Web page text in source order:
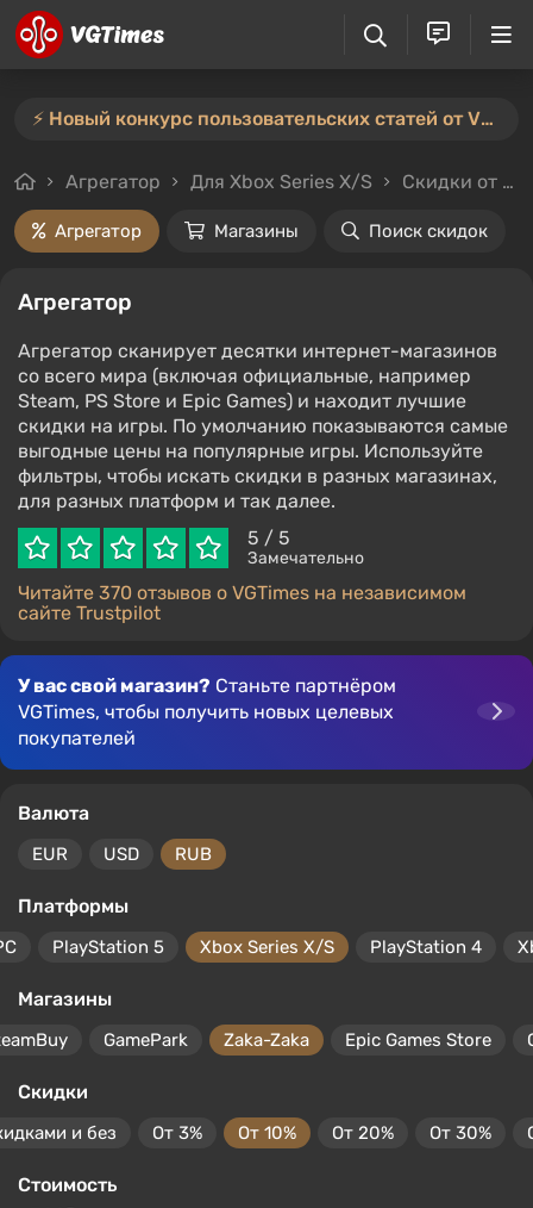
⚡️ Новый конкурс пользовательских статей от VGTimes — участвуйте тут ⚡️
Агрегатор Для Xbox Series X/S Скидки от 10%
Агрегатор Магазины Поиск скидок
Агрегатор
Агрегатор сканирует десятки интернет-магазинов
со всего мира (включая официальные, например
Steam, PS Store и Epic Games) и находит лучшие
скидки на игры. По умолчанию показываются самые
выгодные цены на популярные игры. Используйте
фильтры, чтобы искать скидки в разных магазинах,
для разных платформ и так далее.
5 / 5
Замечательно
Читайте 370 отзывов о VGTimes на независимом
сайте Trustpilot
У вас свой магазин? Станьте партнёром
VGTimes, чтобы получить новых целевых
покупателей
Валюта
EUR USD RUB
Платформы
PlayStation 5 Xbox Series X/S PlayStation 4
Магазины
GamePark Zaka-Zaka Epic Games Store
Скидки
и без От 3% От 10% От 20% От 30%
Стоимость